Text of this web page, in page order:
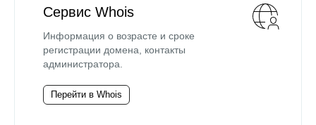
Сервис Whois
Информация о возрасте и сроке
регистрации домена, контакты
администратора.
Перейти в Whois